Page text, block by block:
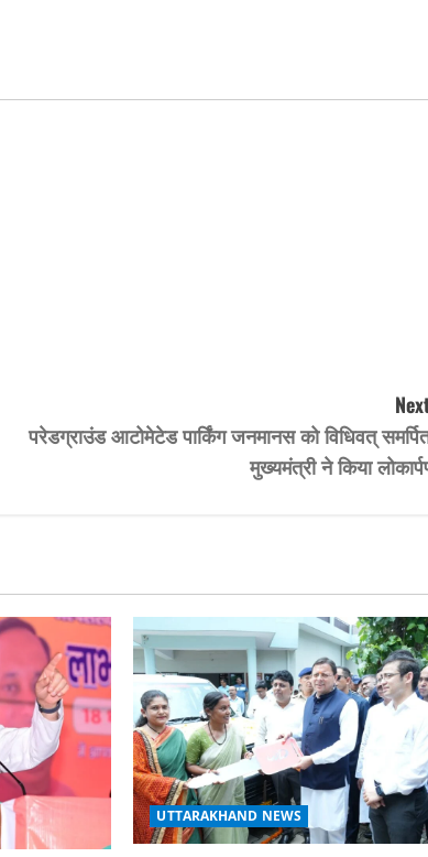
परेडग्राउंड आटोमेटेड पार्किंग जनमानस को विधिवत्
मुख्यमंत्री ने किया
UTTARAKHAND NEWS